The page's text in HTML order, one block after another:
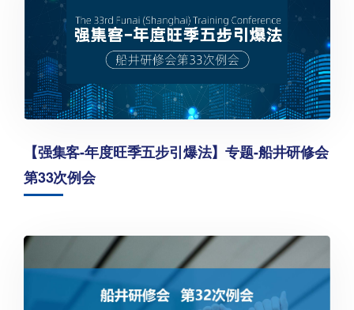
【强集客-年度旺季五步引爆法】专题-船井研修会
第33次例会